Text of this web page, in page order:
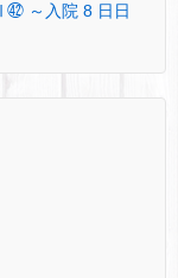
㊷ ～入院 8 日日